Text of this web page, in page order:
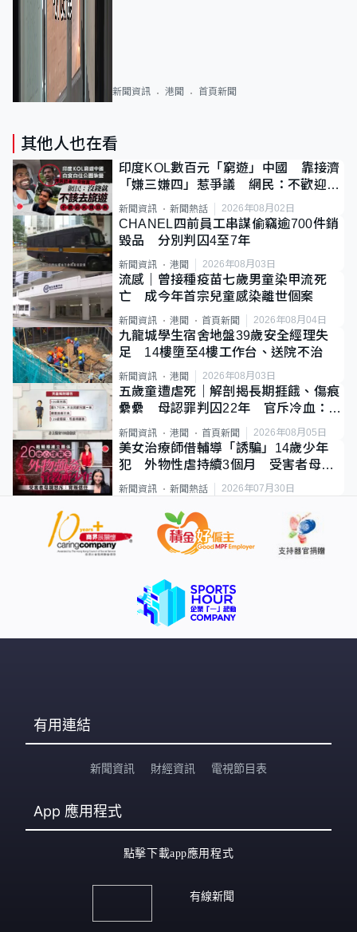
新聞資訊 港聞 首頁新聞
其他人也在看
印度KOL數百元「窮遊」中國 靠接濟
「嫌三嫌四」惹爭議 網民：不歡迎劣
質旅客
新聞資訊 新聞熱話 2026年08月02日
CHANEL四前員工串謀偷竊逾700件銷
毀品 分別判囚4至7年
新聞資訊 港聞 2026年08月03日
流感｜曾接種疫苗七歲男童染甲流死
亡 成今年首宗兒童感染離世個案
新聞資訊 港聞 首頁新聞 2026年08月04日
九龍城學生宿舍地盤39歲安全經理失
足 14樓墮至4樓工作台、送院不治
新聞資訊 港聞 2026年08月03日
五歲童遭虐死｜解剖揭長期捱餓、傷痕
纍纍 母認罪判囚22年 官斥冷血：同
類案最惡劣
新聞資訊 港聞 首頁新聞 2026年08月05日
美女治療師借輔導「誘騙」14歲少年
犯 外物性虐持續3個月 受害者母：
要保護其他人
新聞資訊 新聞熱話 2026年07月30日
有用連結
新聞資訊 財經資訊 電視節目表
App 應用程式
點擊下載app應用程式
有線新聞